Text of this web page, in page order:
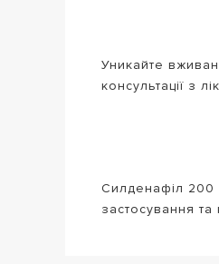
Уникайте
консультації з
Силденафіл 200
застосування